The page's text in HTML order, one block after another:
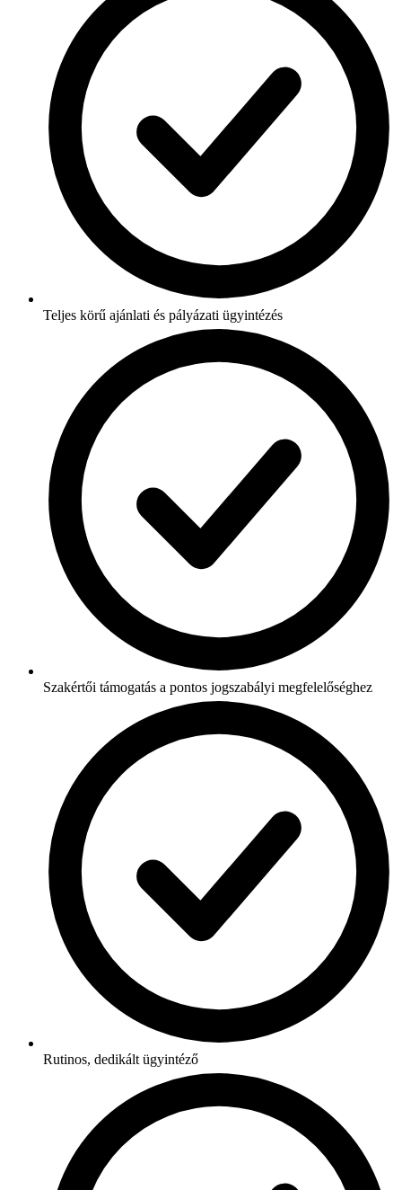
Teljes körű ajánlati és pályázati ügyintézés
Szakértői támogatás a pontos jogszabályi megfelelőséghez
Rutinos, dedikált ügyintéző